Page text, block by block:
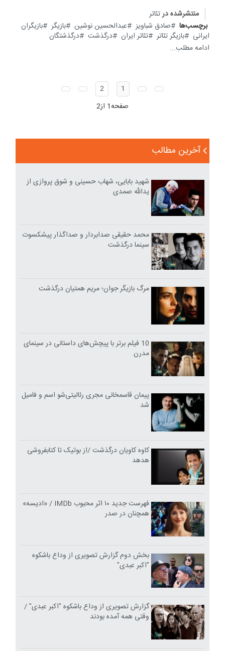
منتشرشده درتئاتر
برچسب‌ها
صادق شباویز عبدالحسین نوشین بازیگر
بازیگران
ایرانی
بازیگر تئاتر تئاتر ایران درگذشت
درگذشتگان
ادامه مطلب...
1
2
صفحه1 از2
آخرین مطالب
شهید بابایی، شهاب حسینی و شوق پروازی از
یدالله صمدی
محمد حقیقی صدابردار و صداگذار پیشکسوت
سینما درگذشت
مرگ بازیگر جوان؛ مریم همتیان درگذشت
10 فیلم برتر با پیچش‌های داستانی در سینمای
مدرن
پیمان قاسمخانی مجری رئالیتی‌شو اسم و فامیل
شد
کاوه کاویان درگذشت /از بوتیک تا کتابفروشی
هدهد
فهرست جدید ۱۰ اثر محبوب IMDb / «ادیسه»
همچنان در صدر
بخش دوم گزارش تصویری از وداع باشکوه
"اکبر عبدی"
گزارش تصویری از وداع باشکوه "اکبر عبدی" /
وقتی همه آمده بودند